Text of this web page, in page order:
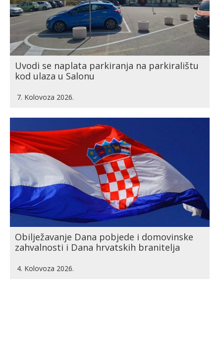
Uvodi se naplata parkiranja na parkiralištu
kod ulaza u Salonu
7. Kolovoza 2026.
Obilježavanje Dana pobjede i domovinske
zahvalnosti i Dana hrvatskih branitelja
4. Kolovoza 2026.